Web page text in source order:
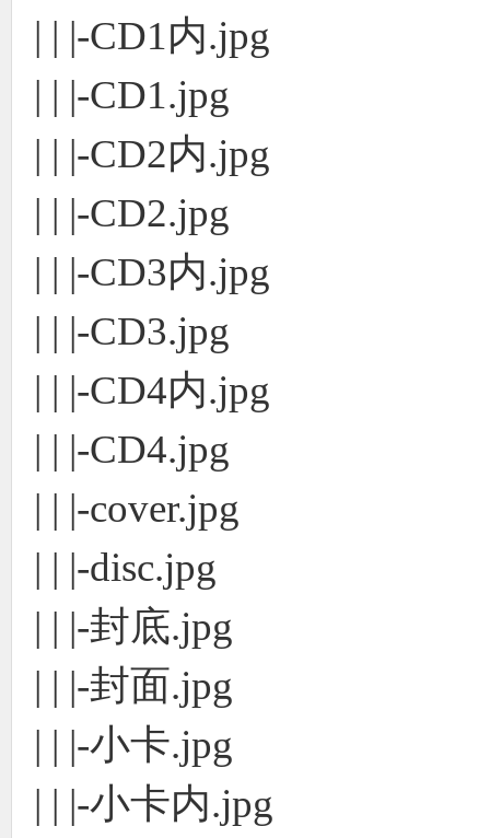
| | |-CD1内.jpg
| | |-CD1.jpg
| | |-CD2内.jpg
| | |-CD2.jpg
| | |-CD3内.jpg
| | |-CD3.jpg
| | |-CD4内.jpg
| | |-CD4.jpg
| | |-cover.jpg
| | |-disc.jpg
| | |-封底.jpg
| | |-封面.jpg
| | |-小卡.jpg
| | |-小卡内.jpg